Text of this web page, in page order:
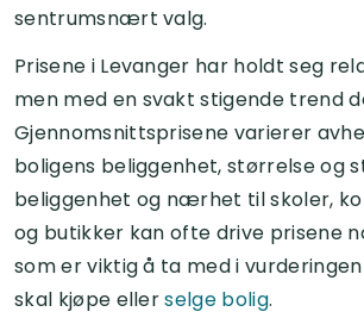
sentrumsnært valg.
Prisene i Levanger har holdt seg
men med en svakt stigende trend
Gjennomsnittsprisene varierer
boligens beliggenhet, størrelse og
beliggenhet og nærhet til skoler,
og butikker kan ofte drive prisene
som er viktig å ta med i
skal kjøpe ellerselge bolig.